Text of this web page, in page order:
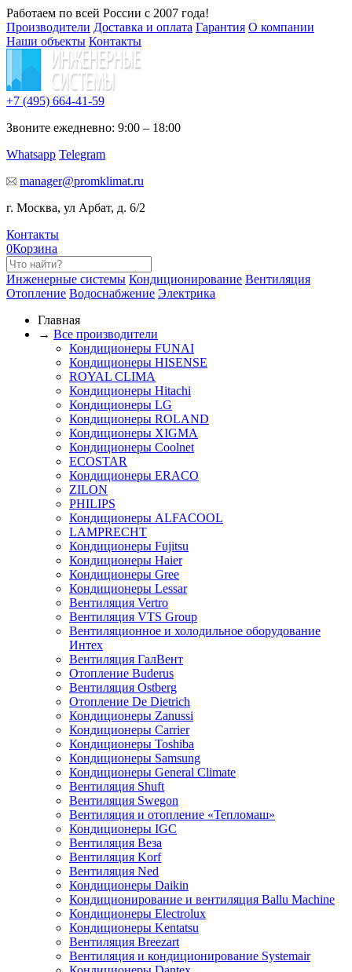
Работаем по всей России с 2007 года!
Производители Доставка и оплата Гарантия О компании
Наши объекты Контакты
+7 (495) 664-41-59
Звоните ежедневно: 9:00 – 18:00
Whatsapp Telegram
manager@promklimat.ru
г. Москва, ул Арбат, д. 6/2
Контакты
0Корзина
Инженерные системы Кондиционирование Вентиляция
Отопление Водоснабжение Электрика
Главная
→ Все производители
Кондиционеры FUNAI
Кондиционеры HISENSE
ROYAL CLIMA
Кондиционеры Hitachi
Кондиционеры LG
Кондиционеры ROLAND
Кондиционеры XIGMA
Кондиционеры Coolnet
ECOSTAR
Кондиционеры ERACO
ZILON
PHILIPS
Кондиционеры ALFACOOL
LAMPRECHT
Кондиционеры Fujitsu
Кондиционеры Haier
Кондиционеры Gree
Кондиционеры Lessar
Вентиляция Vertro
Вентиляция VTS Group
Вентиляционное и холодильное оборудование
Интех
Вентиляция ГалВент
Отопление Buderus
Вентиляция Ostberg
Отопление De Dietrich
Кондиционеры Zanussi
Кондиционеры Carrier
Кондиционеры Toshiba
Кондиционеры Samsung
Кондиционеры General Climate
Вентиляция Shuft
Вентиляция Swegon
Вентиляция и отопление «Тепломаш»
Кондиционеры IGC
Вентиляция Веза
Вентиляция Korf
Вентиляция Ned
Кондиционеры Daikin
Кондиционирование и вентиляция Ballu Machine
Кондиционеры Electrolux
Кондиционеры Kentatsu
Вентиляция Breezart
Вентиляция и кондиционирование Systemair